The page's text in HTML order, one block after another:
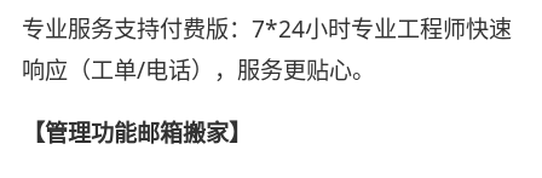
专业服务支持付费版：7*24小时专业工程师快速
响应（工单/电话），服务更贴心。
【管理功能邮箱搬家】